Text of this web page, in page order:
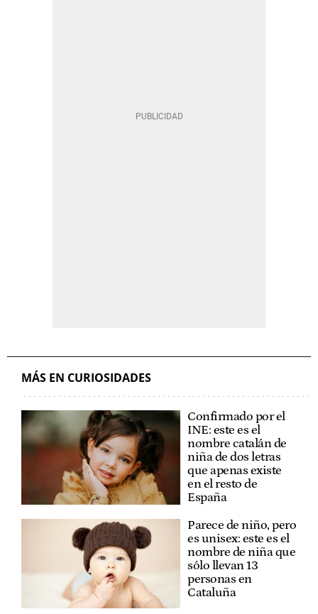
MÁS EN CURIOSIDADES
Confirmado por el
INE: este es el
nombre catalán de
niña de dos letras
que apenas existe
en el resto de
España
Parece de niño, pero
es unisex: este es el
nombre de niña que
sólo llevan 13
personas en
Cataluña